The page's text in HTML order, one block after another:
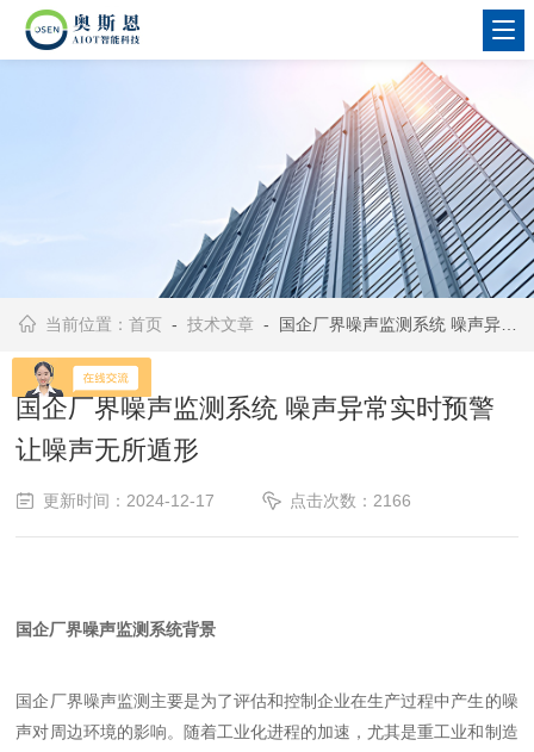
当前位置：首页 -技术文章 - 国企厂界噪声监测系统 噪声异常实时预警 让噪声无所遁形
国企厂界噪声监测系统 噪声异常实时预警
让噪声无所遁形
更新时间：2024-12-17 点击次数：2166
国企厂界噪声监测系统背景
国企厂界噪声监测主要是为了评估和控制企业在生产过程中产生的噪
声对周边环境的影响。随着工业化进程的加速，尤其是重工业和制造